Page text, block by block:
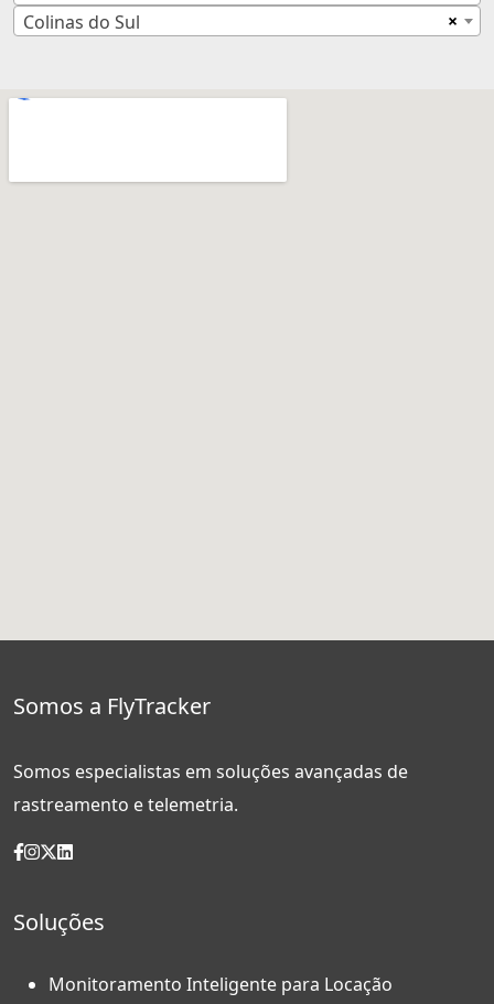
×
Colinas do Sul
Somos a FlyTracker
Somos especialistas em soluções avançadas de
rastreamento e telemetria.
Soluções
Monitoramento Inteligente para Locação